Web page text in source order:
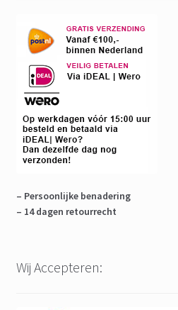
– Persoonlijke benadering
– 14 dagen retourrecht
Wij Accepteren: